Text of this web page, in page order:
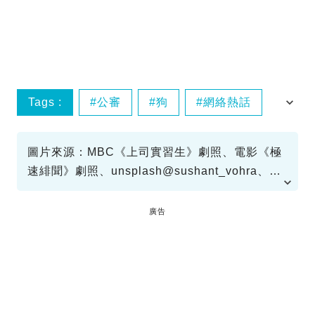
Tags : 公審 狗 網絡熱話
圖片來源：MBC《上司實習生》劇照、電影《極
速緋聞》劇照、unsplash@sushant_vohra、電
廣告